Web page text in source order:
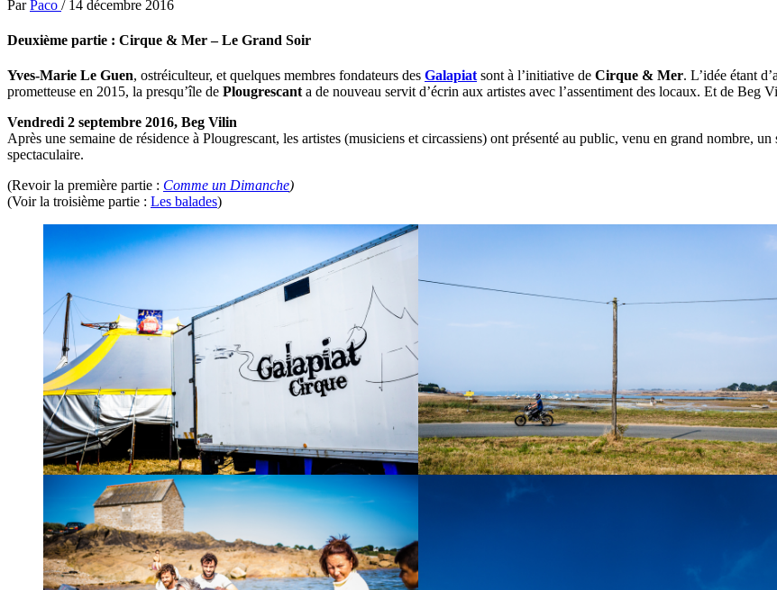
ParPaco / 14 décembre 2016
Deuxième partie : Cirque & Mer – Le Grand Soir
Yves-Marie Le Guen, ostréiculteur, et quelques membres fondateurs des Galapiat sont à l’initiative de Cirque & Mer. L’idée étant
prometteuse en 2015, la presqu’île de Plougrescant a de nouveau servit d’écrin aux artistes avec l’assentiment des locaux. Et de Beg
Vendredi 2 septembre 2016, Beg Vilin
Après une semaine de résidence à Plougrescant, les artistes (musiciens et circassiens) ont présenté au public, venu en grand nombre,
spectaculaire.
(Revoir la première partie : Comme un Dimanche)
(Voir la troisième partie : Les balades)